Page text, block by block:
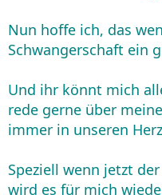
Nun hoffe ich, das
Schwangerschaft ein
Und ihr könnt mich
rede gerne über
immer in unseren
Speziell wenn jetzt
wird es für mich